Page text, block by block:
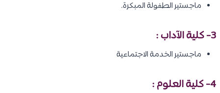
ماجستير الطفولة المبكرة.
3- كلية الآداب :
ماجستير الخدمة الاجتماعية
4- كلية العلوم :